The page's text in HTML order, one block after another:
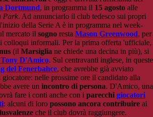
Dortmund, in programma il 15 agosto alle
Park. Ad annunciarlo il club tedesco sui propri
della Serie A è in programma nel week-
mercato il sogno resta Mason Greenwood, per
colloqui informali. Per la prima offerta 'ufficiale,
(il Marsiglia ne chiede una decina in più), si
Tony D'Amico. Sul centravanti inglese, in queste
del Fenerbahce, che avrebbe già avviato
nelle prossime ore il candidato alla
avere un incontro di persona. D'Amico, una
fare i conti anche con i parecchi giocatori
: alcuni di loro possono ancora contribuire ai
che il club dovrà raggiungere.